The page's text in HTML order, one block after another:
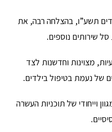
תשע”ו, בהצלחה רבה, את
שירותים נוספים.
מצוינות וחדשנות לצד
של נעמת בטיפול בילדים.
וייחודי של תוכניות העשרה